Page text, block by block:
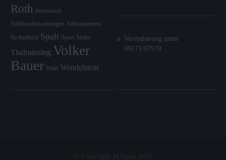
Roth Röttenbach
Schlüsselzuweisungen Schwanstetten
Sicherheit Spalt Sport Söder
Thalmässing Volker
Bauer Wald Wendelstein
Vereinbarung unter
09171/97970